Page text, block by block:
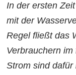
In der ersten
mit der
Regel fließt das
Verbrauchern
Strom sind